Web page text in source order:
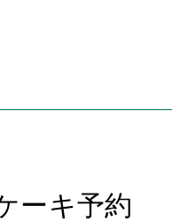
ーキ予約